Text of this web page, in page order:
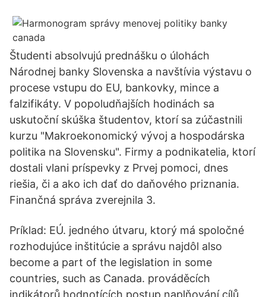
Študenti absolvujú prednášku o úlohách
Národnej banky Slovenska a navštívia výstavu o
procese vstupu do EU, bankovky, mince a
falzifikáty. V popoludňajších hodinách sa
uskutoční skúška študentov, ktorí sa zúčastnili
kurzu "Makroekonomický vývoj a hospodárska
politika na Slovensku". Firmy a podnikatelia, ktorí
dostali vlani príspevky z Prvej pomoci, dnes
riešia, či a ako ich dať do daňového priznania.
Finančná správa zverejnila 3.
Príklad: EÚ. jedného útvaru, ktorý má spoločné
rozhodujúce inštitúcie a správu najdôl also
become a part of the legislation in some
countries, such as Canada. prováděcích
indikátorů hodnotících postup naplňování cílů